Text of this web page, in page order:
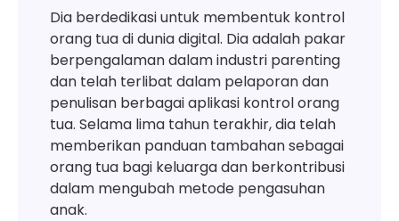
Dia berdedikasi untuk membentuk kontrol
orang tua di dunia digital. Dia adalah pakar
berpengalaman dalam industri parenting
dan telah terlibat dalam pelaporan dan
penulisan berbagai aplikasi kontrol orang
tua. Selama lima tahun terakhir, dia telah
memberikan panduan tambahan sebagai
orang tua bagi keluarga dan berkontribusi
dalam mengubah metode pengasuhan
anak.